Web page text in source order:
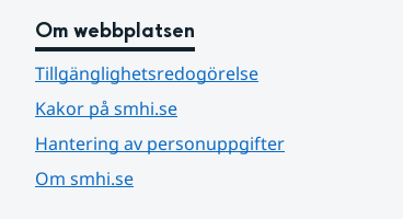
Om webbplatsen
Tillgänglighetsredogörelse
Kakor på smhi.se
Hantering av personuppgifter
Om smhi.se